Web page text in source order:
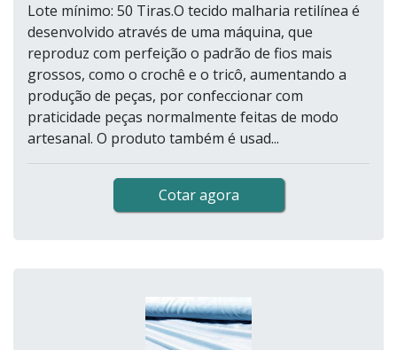
Lote mínimo: 50 Tiras.O tecido malharia retilínea é
desenvolvido através de uma máquina, que
reproduz com perfeição o padrão de fios mais
grossos, como o crochê e o tricô, aumentando a
produção de peças, por confeccionar com
praticidade peças normalmente feitas de modo
artesanal. O produto também é usad...
Cotar agora